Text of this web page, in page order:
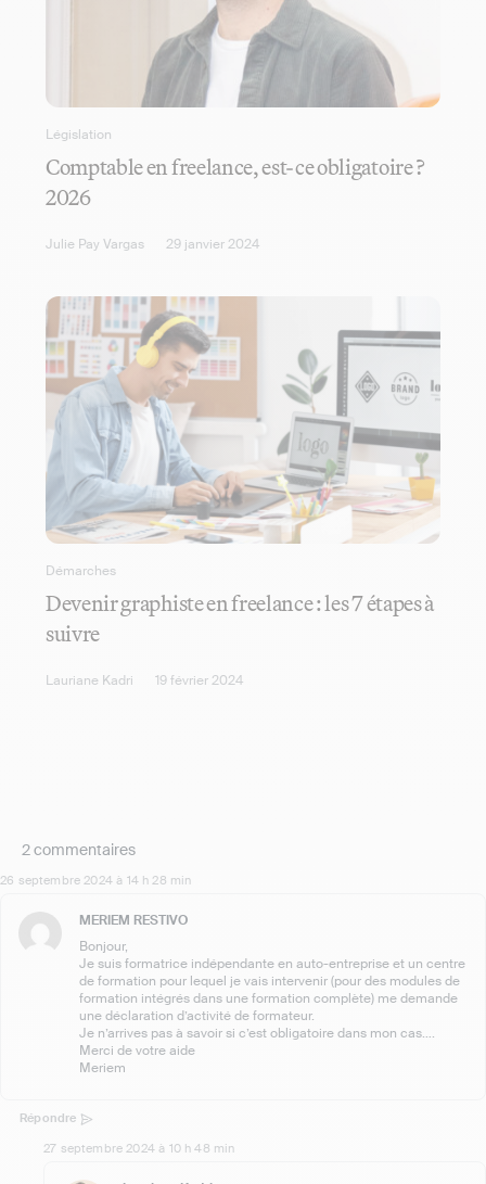
Législation
Comptable en freelance, est-ce obligatoire ?
2026
Julie Pay Vargas 29 janvier 2024
Démarches
Devenir graphiste en freelance : les 7 étapes à
suivre
Lauriane Kadri 19 février 2024
2 commentaires
26 septembre 2024 à 14 h 28 min
MERIEM RESTIVO
Bonjour,
Je suis formatrice indépendante en auto-entreprise et un centre
de formation pour lequel je vais intervenir (pour des modules de
formation intégrés dans une formation complète) me demande
une déclaration d’activité de formateur.
Je n’arrives pas à savoir si c’est obligatoire dans mon cas….
Merci de votre aide
Meriem
Répondre
27 septembre 2024 à 10 h 48 min